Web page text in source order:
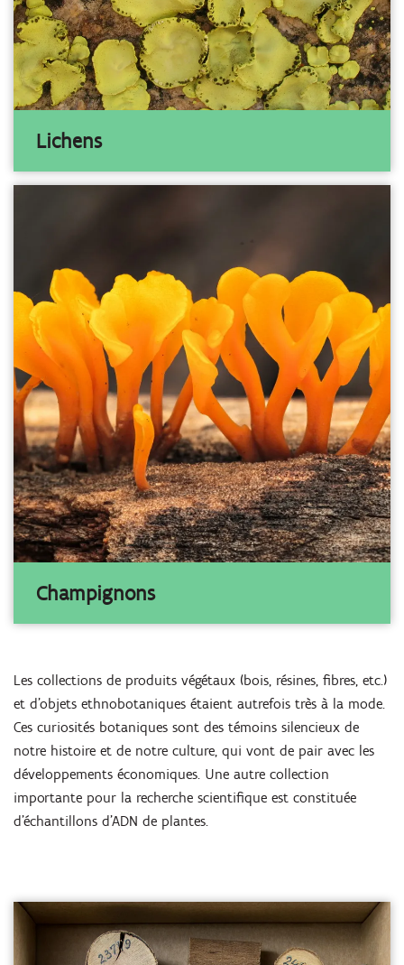
Lichens
Champignons
Les collections de produits végétaux (bois, résines, fibres, etc.)
et d'objets ethnobotaniques étaient autrefois très à la mode.
Ces curiosités botaniques sont des témoins silencieux de
notre histoire et de notre culture, qui vont de pair avec les
développements économiques. Une autre collection
importante pour la recherche scientifique est constituée
d'échantillons d'ADN de plantes.